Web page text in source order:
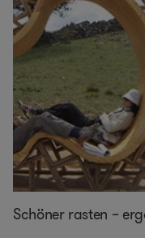
Schöner rasten –